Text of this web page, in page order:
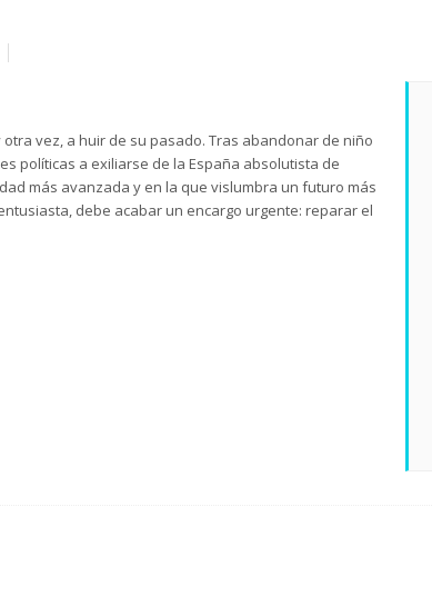
vez, a huir de su pasado. Tras abandonar de niño
políticas a exiliarse de la España absolutista de
más avanzada y en la que vislumbra un futuro más
debe acabar un encargo urgente: reparar el